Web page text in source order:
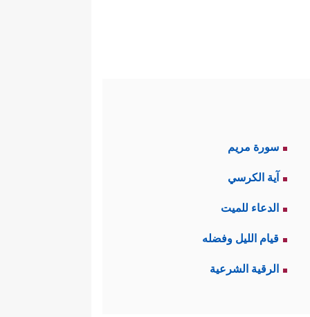
سورة مريم
آية الكرسي
الدعاء للميت
قيام الليل وفضله
الرقية الشرعية